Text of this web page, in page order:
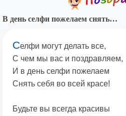
В день селфи пожелаем снять…
Селфи могут делать все,
С чем мы вас и поздравляем,
И в день селфи пожелаем
Снять себя во всей красе!
Будьте вы всегда красивы